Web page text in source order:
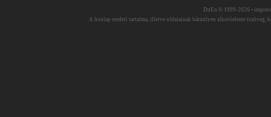
DuEn © 1999-2026 •
A honlap eredeti tartalma, illetve oldalainak bármilyen alkotóeleme (szöveg,